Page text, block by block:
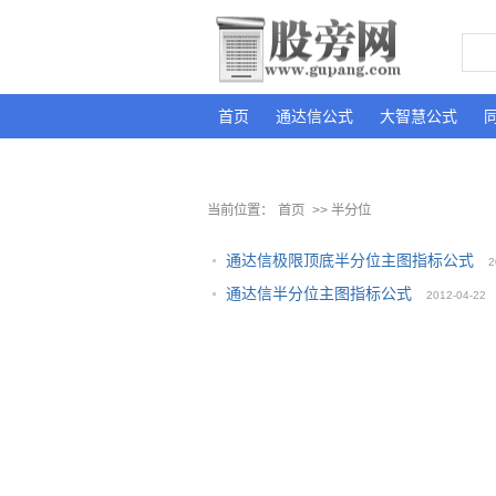
首页 通达信公式 大智慧公式
当前位置： 首页 >> 半分位
通达信极限顶底半分位主图指标公式
通达信半分位主图指标公式 2012-04-22